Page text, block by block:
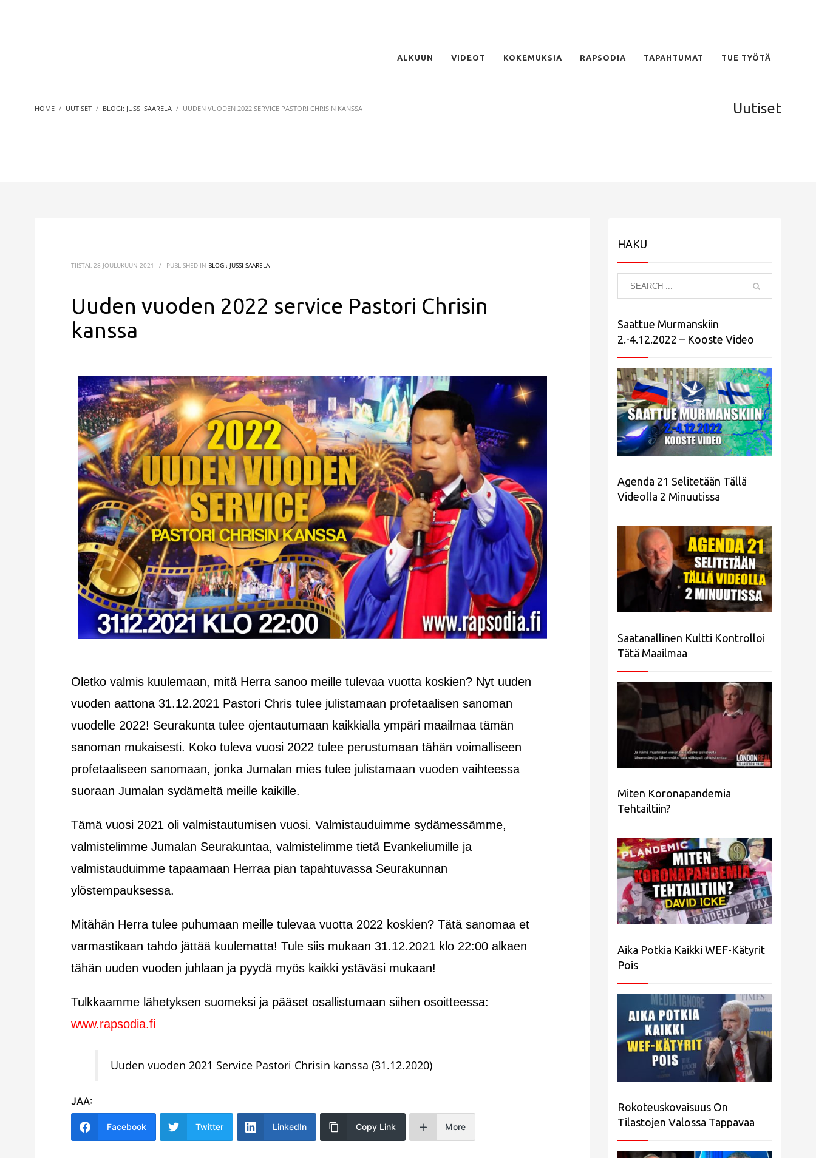
ALKUUN VIDEOT KOKEMUKSIA RAPSODIA TAPAHTUMAT TUE TYÖTÄ
HOME UUTISET BLOGI: JUSSI SAARELA UUDEN VUODEN 2022 SERVICE PASTORI CHRISIN KANSSA Uutiset
TIISTAI, 28 JOULUKUUN 2021 / PUBLISHED IN BLOGI: JUSSI SAARELA
Uuden vuoden 2022 service Pastori Chrisin
kanssa
Oletko valmis kuulemaan, mitä Herra sanoo meille tulevaa vuotta koskien? Nyt uuden
vuoden aattona 31.12.2021 Pastori Chris tulee julistamaan profetaalisen sanoman
vuodelle 2022! Seurakunta tulee ojentautumaan kaikkialla ympäri maailmaa tämän
sanoman mukaisesti. Koko tuleva vuosi 2022 tulee perustumaan tähän voimalliseen
profetaaliseen sanomaan, jonka Jumalan mies tulee julistamaan vuoden vaihteessa
suoraan Jumalan sydämeltä meille kaikille.
Tämä vuosi 2021 oli valmistautumisen vuosi. Valmistauduimme sydämessämme,
valmistelimme Jumalan Seurakuntaa, valmistelimme tietä Evankeliumille ja
valmistauduimme tapaamaan Herraa pian tapahtuvassa Seurakunnan
ylöstempauksessa.
Mitähän Herra tulee puhumaan meille tulevaa vuotta 2022 koskien? Tätä sanomaa et
varmastikaan tahdo jättää kuulematta! Tule siis mukaan 31.12.2021 klo 22:00 alkaen
tähän uuden vuoden juhlaan ja pyydä myös kaikki ystäväsi mukaan!
Tulkkaamme lähetyksen suomeksi ja pääset osallistumaan siihen osoitteessa:
www.rapsodia.fi
Uuden vuoden 2021 Service Pastori Chrisin kanssa (31.12.2020)
JAA:
Facebook Twitter LinkedIn Copy Link More
HAKU
Saattue Murmanskiin
2.-4.12.2022 – Kooste Video
Agenda 21 Selitetään Tällä
Videolla 2 Minuutissa
Saatanallinen Kultti Kontrolloi
Tätä Maailmaa
Miten Koronapandemia
Tehtailtiin?
Aika Potkia Kaikki WEF-Kätyrit
Pois
Rokoteuskovaisuus On
Tilastojen Valossa Tappavaa